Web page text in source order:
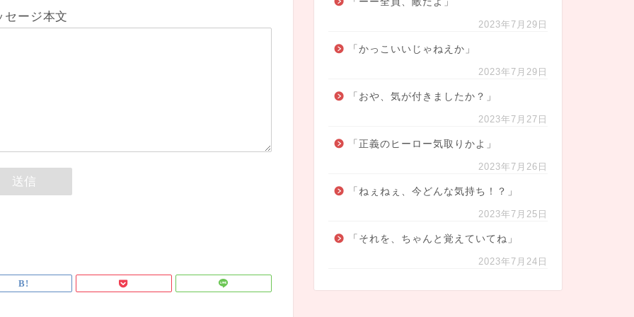
セージ本文
2023年7月29日
「かっこいいじゃねえか」
2023年7月29日
「おや、気が付きましたか？」
2023年7月27日
「正義のヒーロー気取りかよ」
2023年7月26日
「ねぇねぇ、今どんな気持ち！？」
2023年7月25日
「それを、ちゃんと覚えていてね」
2023年7月24日